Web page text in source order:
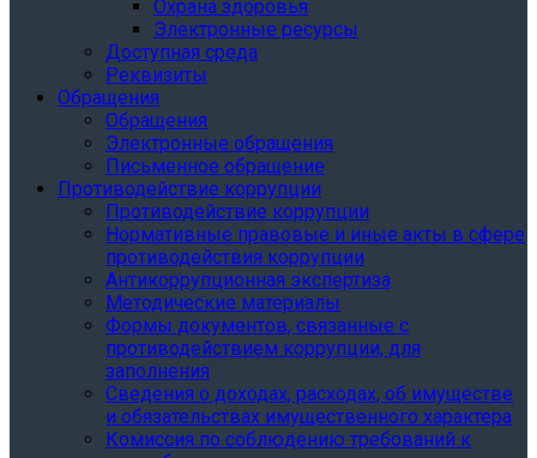
Охрана здоровья
Электронные ресурсы
Доступная среда
Реквизиты
Обращения
Обращения
Электронные обращения
Письменное обращение
Противодействие коррупции
Противодействие коррупции
Нормативные правовые и иные акты в сфере
противодействия коррупции
Антикоррупционная экспертиза
Методические материалы
Формы документов, связанные с
противодействием коррупции, для
заполнения
Сведения о доходах, расходах, об имуществе
и обязательствах имущественного характера
Комиссия по соблюдению требований к